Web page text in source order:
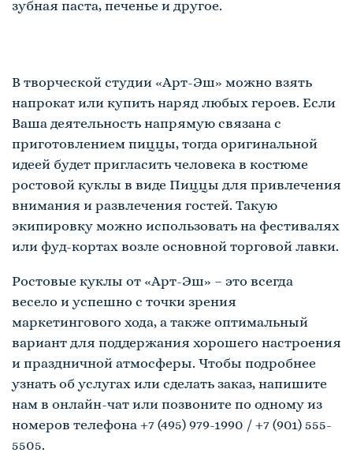
зубная паста, печенье и другое.
В творческой студии «Арт-Эш» можно взять
напрокат или купить наряд любых героев. Если
Ваша деятельность напрямую связана с
приготовлением пиццы, тогда оригинальной
идеей будет пригласить человека в костюме
ростовой куклы в виде Пиццы для привлечения
внимания и развлечения гостей. Такую
экипировку можно использовать на фестивалях
или фуд-кортах возле основной торговой лавки.
Ростовые куклы от «Арт-Эш» – это всегда
весело и успешно с точки зрения
маркетингового хода, а также оптимальный
вариант для поддержания хорошего настроения
и праздничной атмосферы. Чтобы подробнее
узнать об услугах или сделать заказ, напишите
нам в онлайн-чат или позвоните по одному из
номеров телефона +7 (495) 979-1990 / +7 (901) 555-
5505.